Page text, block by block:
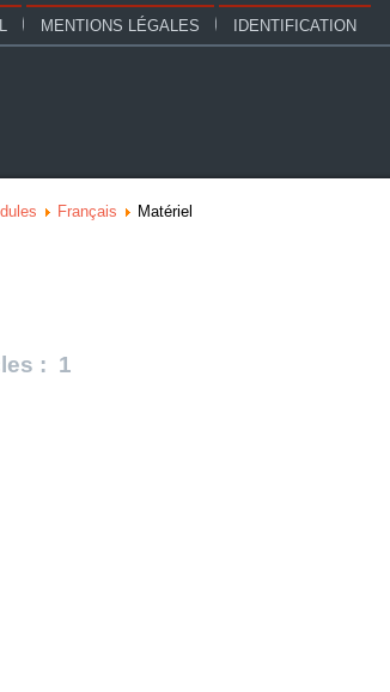
MENTIONS LÉGALES IDENTIFICATION
Français Matériel
: 1